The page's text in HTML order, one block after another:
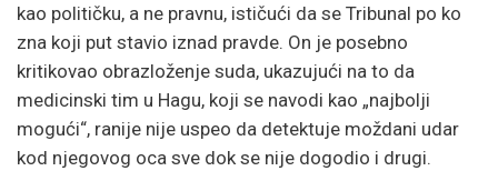
kao političku, a ne pravnu, ističući da se Tribunal po ko
zna koji put stavio iznad pravde. On je posebno
kritikovao obrazloženje suda, ukazujući na to da
medicinski tim u Hagu, koji se navodi kao „najbolji
mogući“, ranije nije uspeo da detektuje moždani udar
kod njegovog oca sve dok se nije dogodio i drugi.